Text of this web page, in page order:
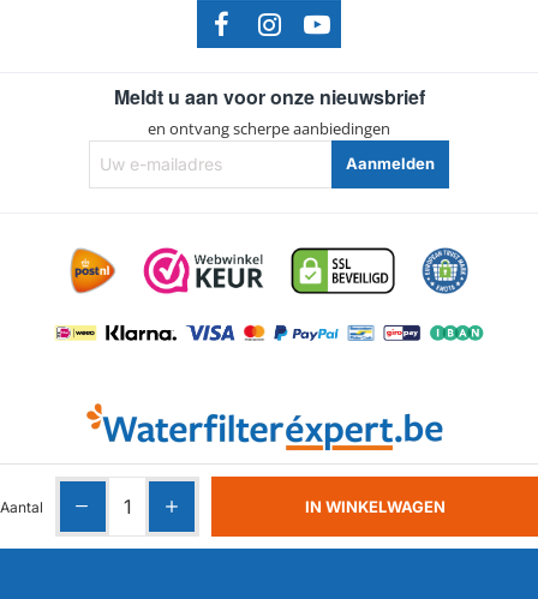
Aantal IN WINKELWAGEN
Meldt u aan voor onze nieuwsbrief
en ontvang scherpe aanbiedingen
e-
mailadres
Aanmelden
Algemene voorwaarden Privacy | Cookies